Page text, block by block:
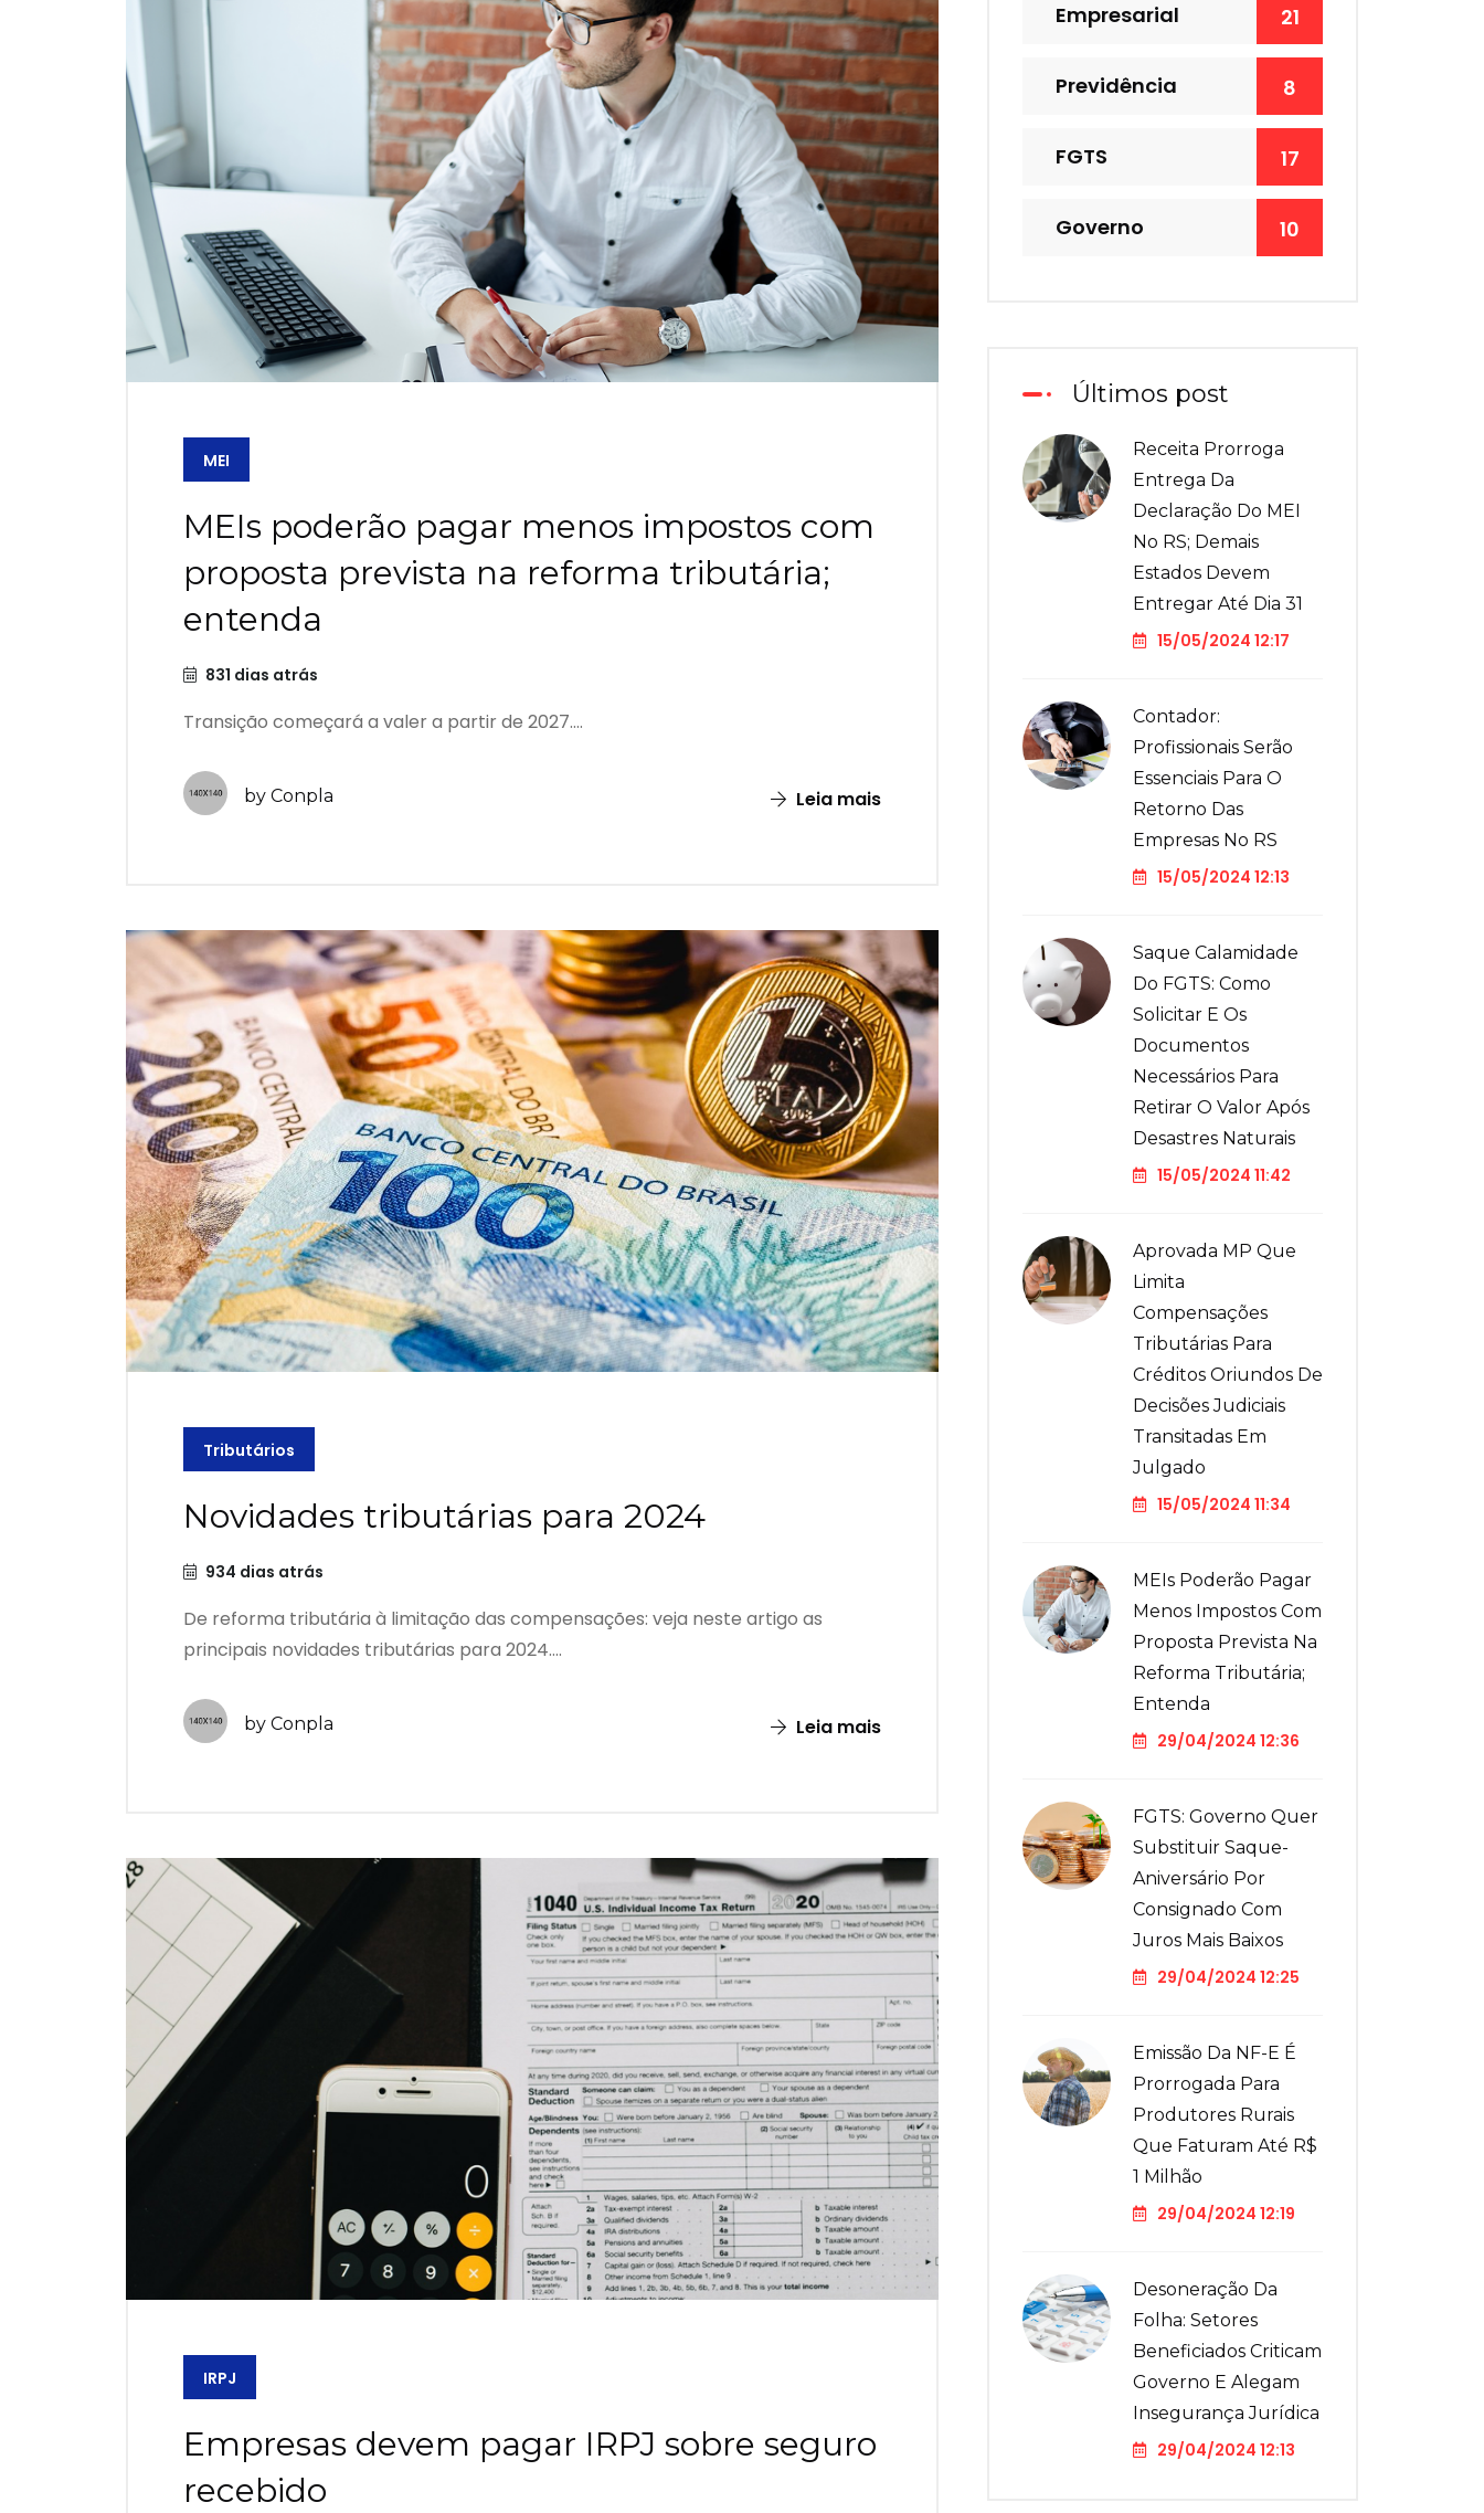
MEI
MEIs poderão pagar menos impostos com
proposta prevista na reforma tributária;
entenda
831 dias atrás
Transição começará a valer a partir de 2027....
by Conpla Leia mais
Tributários
Novidades tributárias para 2024
934 dias atrás
De reforma tributária à limitação das compensações: veja neste artigo as
principais novidades tributárias para 2024....
by Conpla Leia mais
IRPJ
Empresas devem pagar IRPJ sobre seguro
recebido
Empresarial 21
Previdência 8
FGTS 17
Governo 10
Últimos post
Receita Prorroga
Entrega Da
Declaração Do MEI
No RS; Demais
Estados Devem
Entregar Até Dia 31
15/05/2024 12:17
Contador:
Profissionais Serão
Essenciais Para O
Retorno Das
Empresas No RS
15/05/2024 12:13
Saque Calamidade
Do FGTS: Como
Solicitar E Os
Documentos
Necessários Para
Retirar O Valor Após
Desastres Naturais
15/05/2024 11:42
Aprovada MP Que
Limita
Compensações
Tributárias Para
Créditos Oriundos De
Decisões Judiciais
Transitadas Em
Julgado
15/05/2024 11:34
MEIs Poderão Pagar
Menos Impostos Com
Proposta Prevista Na
Reforma Tributária;
Entenda
29/04/2024 12:36
FGTS: Governo Quer
Substituir Saque-
Aniversário Por
Consignado Com
Juros Mais Baixos
29/04/2024 12:25
Emissão Da NF-E É
Prorrogada Para
Produtores Rurais
Que Faturam Até R$
1 Milhão
29/04/2024 12:19
Desoneração Da
Folha: Setores
Beneficiados Criticam
Governo E Alegam
Insegurança Jurídica
29/04/2024 12:13